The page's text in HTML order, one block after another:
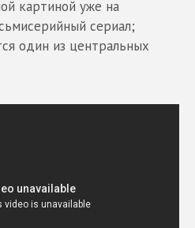
картиной уже на
сериал;
один из центральных